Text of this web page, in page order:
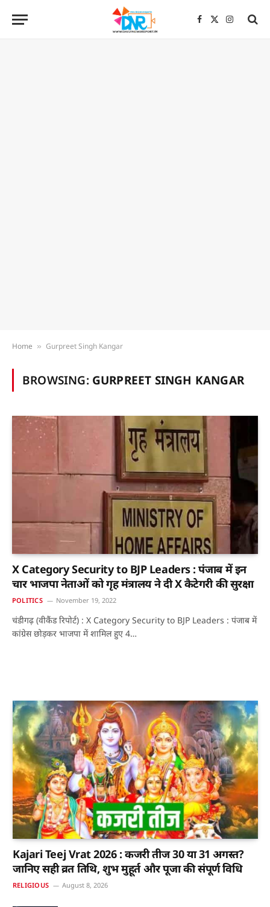
Facebook
X
Home » Gurpreet Singh Kangar
BROWSING: GURPREET SINGH KANGAR
X Category Security to BJP Leaders : पंजाब में इन
चार भाजपा नेताओं को गृह मंत्रालय ने दी X कैटेगरी की सुरक्षा
POLITICS November 19, 2022
चंडीगढ़ (वीकैंड रिपोर्ट) : X Category Security to BJP Leaders : पंजाब में
कांग्रेस छोड़कर भाजपा में शामिल हुए 4…
Kajari Teej Vrat 2026 : कजरी तीज 30 या 31 अगस्त?
जानिए सही व्रत तिथि, शुभ मुहूर्त और पूजा की संपूर्ण विधि
RELIGIOUS August 8, 2026